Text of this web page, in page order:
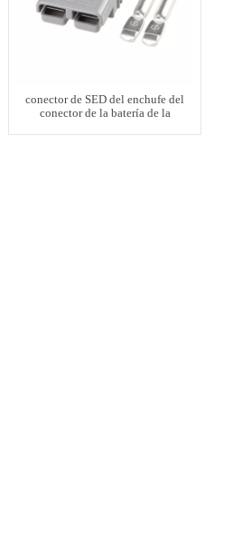
conector de SED del enchufe del
conector de la batería de la